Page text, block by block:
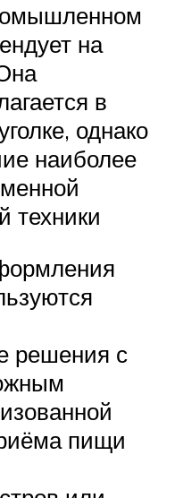
на
в
однако
наиболее
техники
решения с
пищи